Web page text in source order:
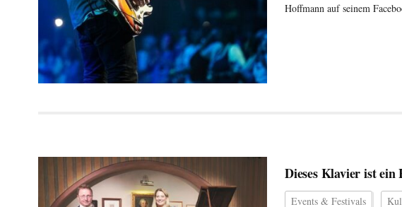
Hoffmann auf seinem
Dieses Klavier ist ein
Events & Festivals